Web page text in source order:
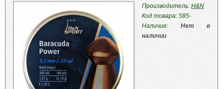
Производитель: H&N
Код товара: 585-
Наличие: Нет в
наличии